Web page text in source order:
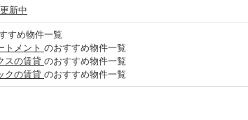
新中
すめ物件一覧
トメント のおすすめ物件一覧
スの賃貸 のおすすめ物件一覧
クの賃貸 のおすすめ物件一覧